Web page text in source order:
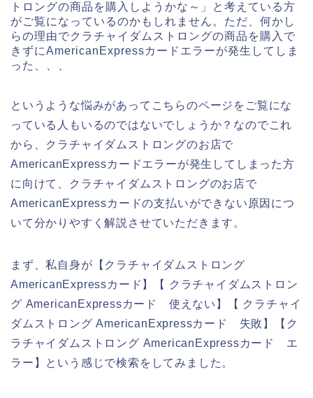
トロングの商品を購入しようかな～」と考えている方
がご覧になっているのかもしれません。ただ、何かし
らの理由でクラチャイダムストロングの商品を購入で
きずにAmericanExpressカードエラーが発生してしま
った、、、
というような悩みがあってこちらのページをご覧にな
っている人もいるのではないでしょうか？なのでこれ
から、クラチャイダムストロングのお店で
AmericanExpressカードエラーが発生してしまった方
に向けて、クラチャイダムストロングのお店で
AmericanExpressカードの支払いができない原因につ
いて分かりやすく解説させていただきます。
まず、私自身が【クラチャイダムストロング
AmericanExpressカード】【 クラチャイダムストロン
グ AmericanExpressカード 使えない】【 クラチャイ
ダムストロング AmericanExpressカード 失敗】【ク
ラチャイダムストロング AmericanExpressカード エ
ラー】という感じで検索をしてみました。